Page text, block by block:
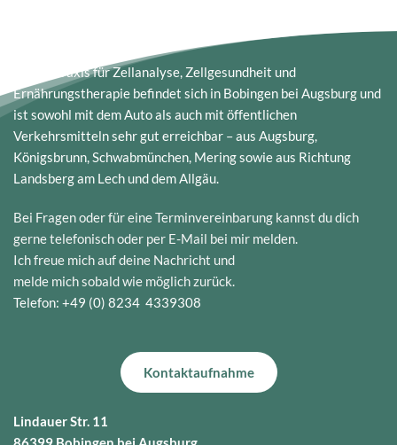
Meine Praxis für Zellanalyse, Zellgesundheit und
Ernährungstherapie befindet sich in Bobingen bei Augsburg und
ist sowohl mit dem Auto als auch mit öffentlichen
Verkehrsmitteln sehr gut erreichbar – aus Augsburg,
Königsbrunn, Schwabmünchen, Mering sowie aus Richtung
Landsberg am Lech und dem Allgäu.
Bei Fragen oder für eine Terminvereinbarung kannst du dich
gerne telefonisch oder per E-Mail bei mir melden.
Ich freue mich auf deine Nachricht und
melde mich sobald wie möglich zurück.
Telefon: +49 (0) 8234  4339308
Kontaktaufnahme
Lindauer Str. 11